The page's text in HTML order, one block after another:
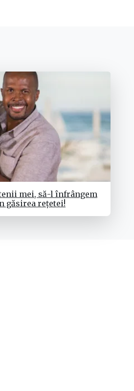
mei, să-l înfrângem
găsirea rețetei!